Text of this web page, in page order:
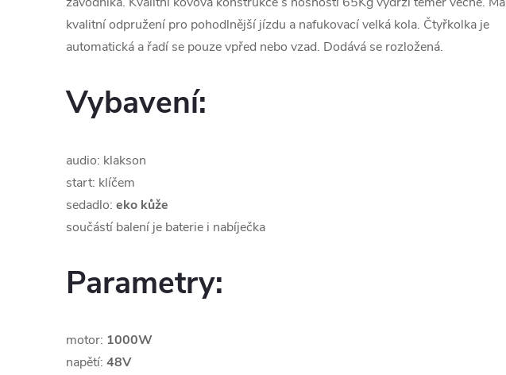
kvalitní odpružení pro pohodlnější jízdu a nafukovací velká kola. Čtyřkolka je
automatická a řadí se pouze vpřed nebo vzad. Dodává se rozložená.
Vybavení:
audio: klakson
start: klíčem
sedadlo: eko kůže
součástí balení je baterie i nabíječka
Parametry:
motor: 1000W
napětí: 48V